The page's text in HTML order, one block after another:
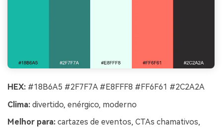
HEX: #18B6A5 #2F7F7A #E8FFF8 #FF6F61 #2C2A2A
Clima: divertido, enérgico, moderno
Melhor para: cartazes de eventos, CTAs chamativos,